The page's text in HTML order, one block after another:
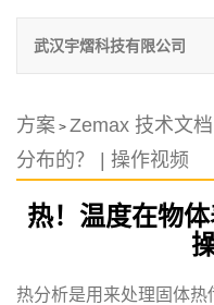
武汉宇熠科技有限公司
方案 > Zemax 技术文档
分布的？ | 操作视频
热！温度在物
热分析是用来处理固体